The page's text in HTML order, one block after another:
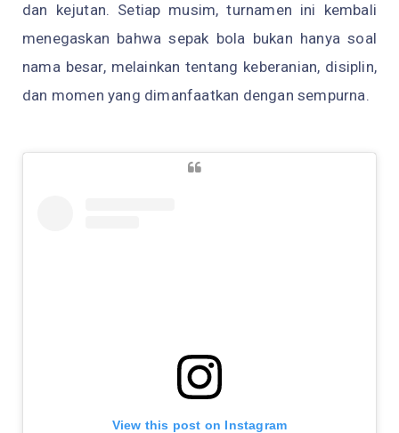
dan kejutan. Setiap musim, turnamen ini kembali
menegaskan bahwa sepak bola bukan hanya soal
nama besar, melainkan tentang keberanian, disiplin,
dan momen yang dimanfaatkan dengan sempurna.
View this post on Instagram